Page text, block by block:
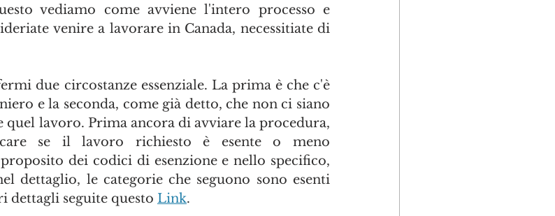
vediamo come avviene l'intero processo e
venire a lavorare in Canada, necessitiate di
due circostanze essenziale. La prima è che c'è
e la seconda, come già detto, che non ci siano
quel lavoro. Prima ancora di avviare la procedura,
se il lavoro richiesto è esente o meno
dei codici di esenzione e nello specifico,
dettaglio, le categorie che seguono sono esenti
dettagli seguite questo Link.